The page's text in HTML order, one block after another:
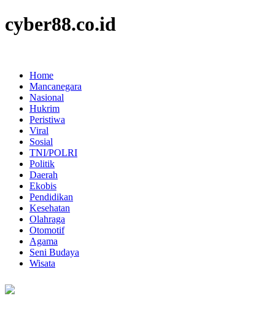
cyber88.co.id
Home
Mancanegara
Nasional
Hukrim
Peristiwa
Viral
Sosial
TNI/POLRI
Politik
Daerah
Ekobis
Pendidikan
Kesehatan
Olahraga
Otomotif
Agama
Seni Budaya
Wisata